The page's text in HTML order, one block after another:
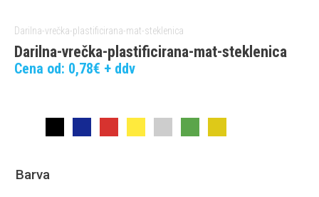
Darilna-vrečka-plastificirana-mat-steklenica
Darilna-vrečka-plastificirana-mat-steklenica
Cena od: 0,78€ + ddv
Barva